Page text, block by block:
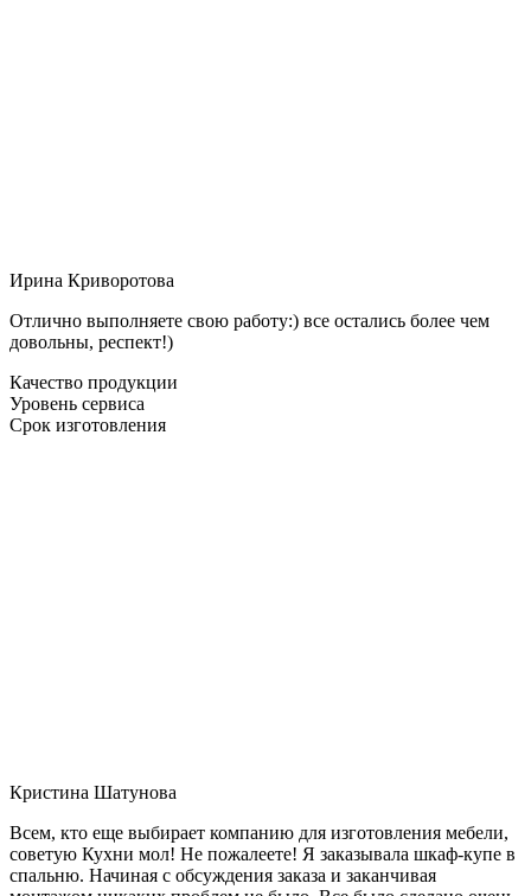
Ирина Криворотова
Отлично выполняете свою работу:) все остались более чем
довольны, респект!)
Качество продукции
Уровень сервиса
Срок изготовления
Кристина Шатунова
Всем, кто еще выбирает компанию для изготовления мебели,
советую Кухни мол! Не пожалеете! Я заказывала шкаф-купе в
спальню. Начиная с обсуждения заказа и заканчивая